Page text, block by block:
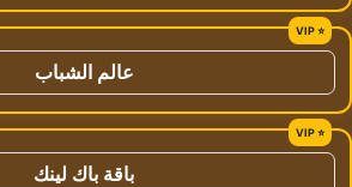
عالم الشباب
باقة باك لينك